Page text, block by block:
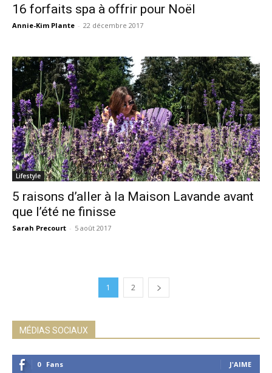
16 forfaits spa à offrir pour Noël
Annie-Kim Plante - 22 décembre 2017
Lifestyle
5 raisons d’aller à la Maison Lavande avant
que l’été ne finisse
Sarah Precourt - 5 août 2017
1 2
MÉDIAS SOCIAUX
0 Fans J'AIME